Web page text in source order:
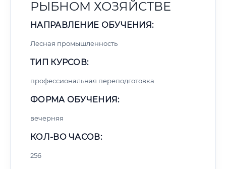
РЫБНОМ ХОЗЯЙСТВЕ
НАПРАВЛЕНИЕ ОБУЧЕНИЯ:
Лесная промышленность
ТИП КУРСОВ:
профессиональная переподготовка
ФОРМА ОБУЧЕНИЯ:
вечерняя
КОЛ-ВО ЧАСОВ:
256